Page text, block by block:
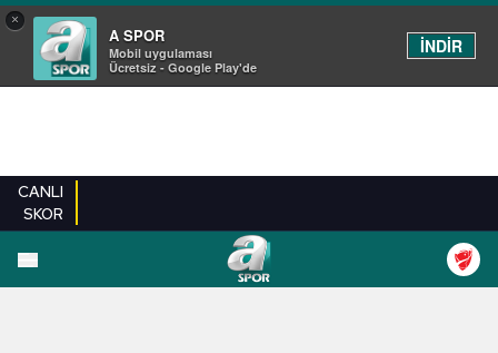
×
A SPOR
Mobil uygulaması
Ücretsiz - Google Play'de
İNDİR
CANLI
SKOR